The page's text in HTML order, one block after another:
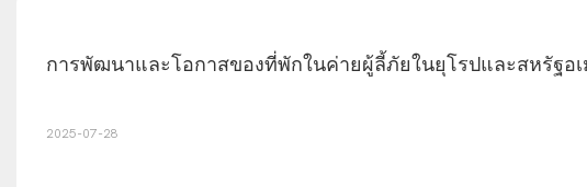
การพัฒนาและโอกาสของที่พักในค่ายผู้ลี้ภัยในยุโรปและสหรัฐอ
2025-07-28